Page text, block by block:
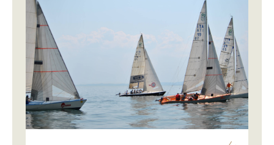
Prosecco o di Bardolino Chiaretto e uno
snack, mentre il sole scarlatto si tuffa
nelle lucenti acque del lago.